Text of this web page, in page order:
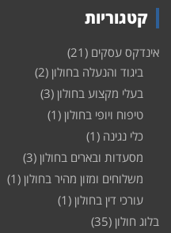
קטגוריות
אינדקס עסקים (21)
ביגוד והנעלה בחולון (2)
בעלי מקצוע בחולון (3)
טיפוח ויופי בחולון (1)
כלי נגינה (1)
מסעדות ובארים בחולון (3)
משלוחים ומזון מהיר בחולון (1)
עורכי דין בחולון (1)
בלוג חולון (35)